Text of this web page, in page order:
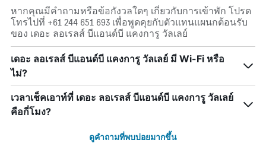
หากคุณมีคำถามหรือข้อกังวลใดๆ เกี่ยวกับการเข้าพัก โปรด
โทรไปที่ +61 244 651 693 เพื่อพูดคุยกับตัวแทนแผนกต้อนรับ
ของ เดอะ ลอเรลส์ บีแอนด์บี แคงการู วัลเลย์
เดอะ ลอเรลส์ บีแอนด์บี แคงการู วัลเลย์ มี Wi-Fi หรือ
ไม่?
เวลาเช็คเอาท์ที่ เดอะ ลอเรลส์ บีแอนด์บี แคงการู วัลเลย์
คือกี่โมง?
ดูคำถามที่พบบ่อยมากขึ้น